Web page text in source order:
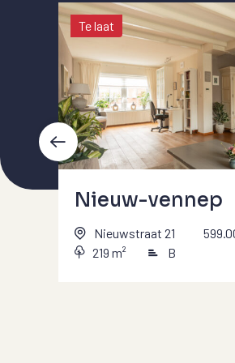
Te laat
Nieuw-vennep
Nieuwstraat 21
219 m²
B